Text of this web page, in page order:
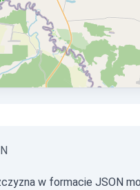
w formacie JSON